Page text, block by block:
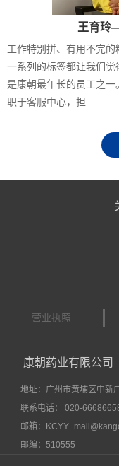
王育玲
工作特别拼、有用不完
一系列的标签都让我们
是康朝最年长的员工之
职于客服中心，担...
营业执照
康朝药业有限公司
地址：广州市黄埔区中新
联系电话： 020-
邮箱：
邮编：510555